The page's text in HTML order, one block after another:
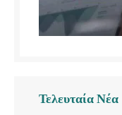
Τελευταία Νέα